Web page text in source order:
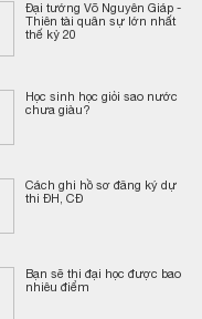
Đại tướng Võ Nguyên Giáp -
Thiên tài quân sự lớn nhất
thế kỷ 20
Học sinh học giỏi sao nước
chưa giàu?
Cách ghi hồ sơ đăng ký dự
thi ĐH, CĐ
Bạn sẽ thi đại học được bao
nhiêu điểm